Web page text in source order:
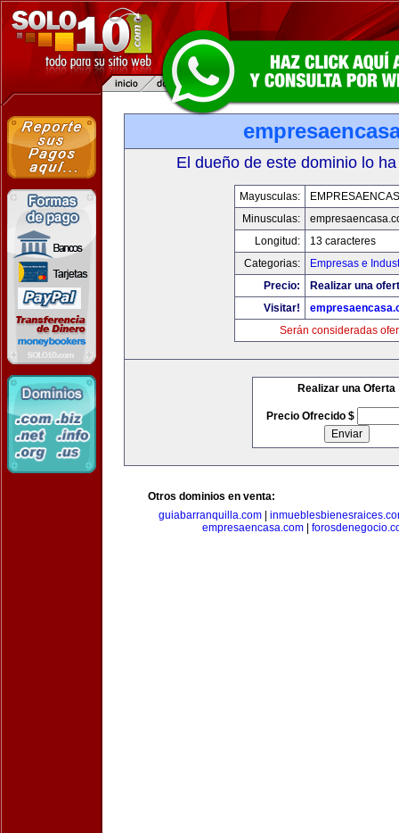
El dueño de este dominio lo
Mayusculas:
Minusculas:
Longitud:
13 caracteres
Categorias:
Empresas e
Precio:
Realizar una
Visitar!
Serán consideradas
Realizar una Oferta
Precio Ofrecido $
Otros dominios en venta:
guiabarranquilla.com|
empresaencasa.com|